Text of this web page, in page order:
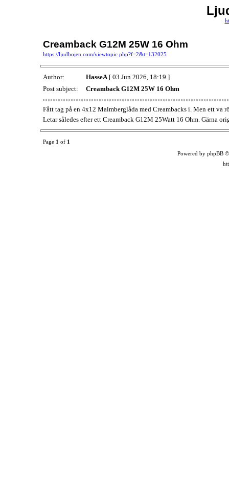
Creamback G12M 25W 16 Ohm
https://ljudbojen.com/viewtopic.php?f=2&t=132025
Author: HasseA[ 03 Jun 2026, 18:19 ]
Post subject:
Creamback G12M 25W 16 Ohm
Fått tag på en 4x12 Malmberglåda med Creambacks i. Men ett va
Letar således efter ett Creamback G12M 25Watt 16 Ohm. Gärna
Page 1 of 1
Powered by phpBB